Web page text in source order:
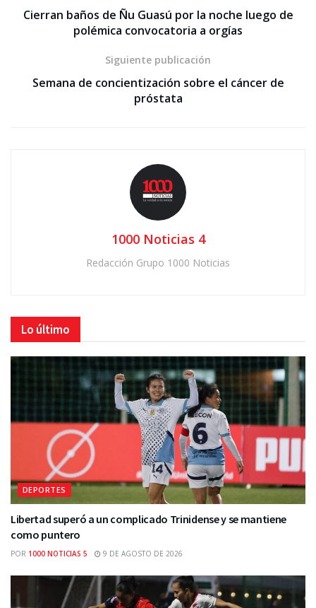
Cierran baños de Ñu Guasú por la noche luego de
polémica convocatoria a orgías
Siguiente publicación
Semana de concientización sobre el cáncer de
próstata
1000 Noticias 4
Redacción Grupo 1000 Noticias
Lo último
DEPORTES
Libertad superó a un complicado Trinidense y se mantiene
como puntero
POR 1000 NOTICIAS 5 9 DE AGOSTO DE 2026